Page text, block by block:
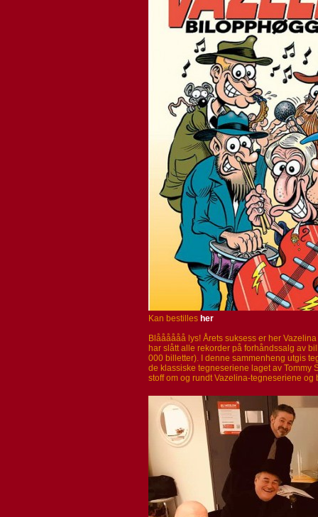
Kan bestilles her
Blåååååå lys! Årets suksess er her
har slått alle rekorder på forhåndssalg av
000 billetter). I denne sammenheng utgis
de klassiske tegneseriene laget av Tommy
stoff om og rundt Vazelina-tegneseriene og